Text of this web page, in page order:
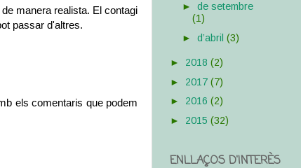
manera realista. El contagi
passar d'altres.
els comentaris que podem
►de setembre
(1)
►d’abril(3)
► 2018 (2)
► 2017 (7)
► 2016 (2)
► 2015 (32)
ENLLAÇOS D'INTERÈS